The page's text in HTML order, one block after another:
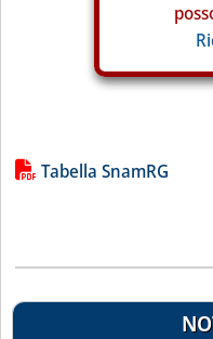
Lista allegati PDF
Tabella SnamRG